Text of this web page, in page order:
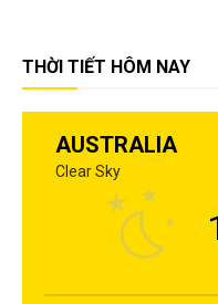
THỜI TIẾT HÔM NAY
AUSTRALIA
Clear Sky